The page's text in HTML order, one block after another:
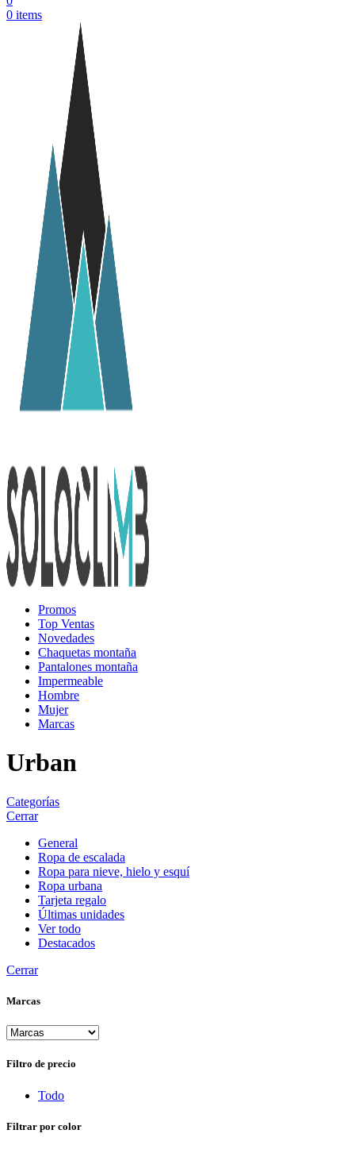
0 items
Promos
Top Ventas
Novedades
Chaquetas montaña
Pantalones montaña
Impermeable
Hombre
Mujer
Marcas
Urban
Categorías
Cerrar
General
Ropa de escalada
Ropa para nieve, hielo y esquí
Ropa urbana
Tarjeta regalo
Últimas unidades
Ver todo
Destacados
Cerrar
Marcas
Filtro de precio
Todo
Filtrar por color